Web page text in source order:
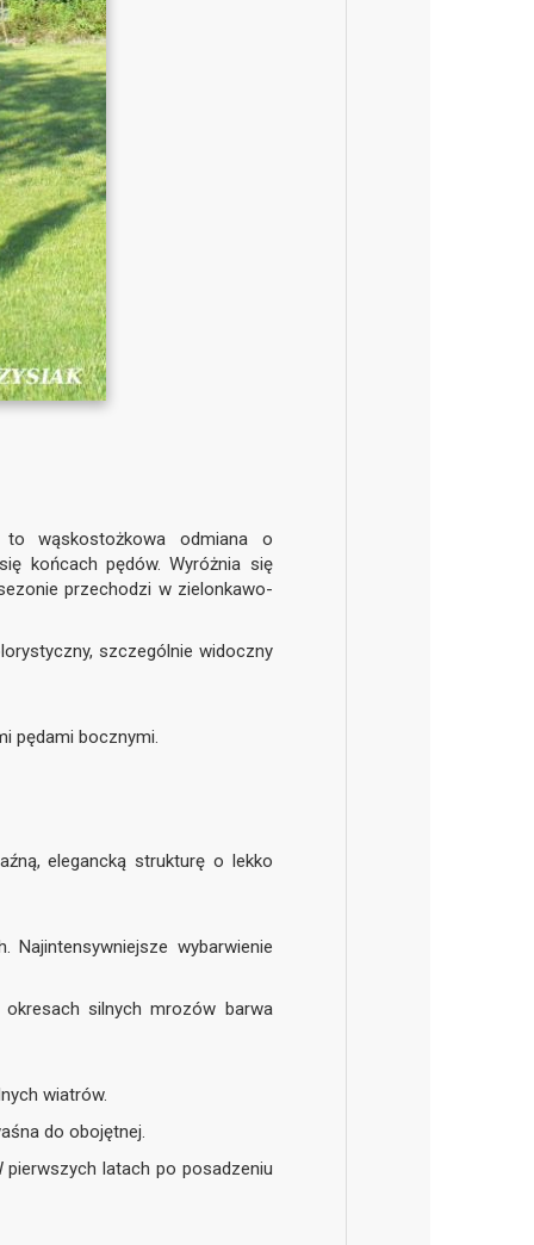
wąskostożkowa odmiana o
końcach pędów. Wyróżnia się
przechodzi w zielonkawo-
szczególnie widoczny
pędami bocznymi.
elegancką strukturę o lekko
Najintensywniejsze wybarwienie
silnych mrozów barwa
wiatrów.
do obojętnej.
pierwszych latach po posadzeniu